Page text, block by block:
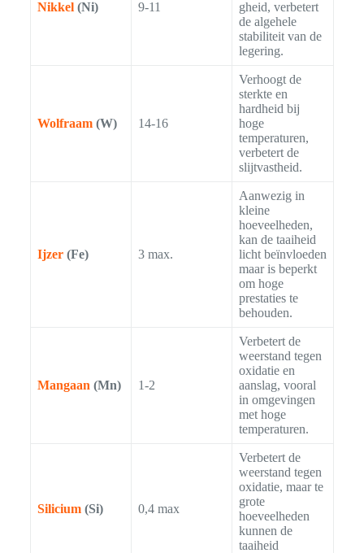
Nikkel(Ni) 9-11
gheid, verbetert
de algehele
stabiliteit van de
legering.
Wolfraam (W) 14-16
Verhoogt de
sterkte en
hardheid bij
hoge
temperaturen,
verbetert de
slijtvastheid.
Ijzer (Fe) 3 max.
Aanwezig in
kleine
hoeveelheden,
kan de taaiheid
licht beïnvloeden
maar is beperkt
om hoge
prestaties te
behouden.
Mangaan (Mn) 1-2
Verbetert de
weerstand tegen
oxidatie en
aanslag, vooral
in omgevingen
met hoge
temperaturen.
Silicium(Si) 0,4 max
Verbetert de
weerstand tegen
oxidatie, maar te
grote
hoeveelheden
kunnen de
taaiheid